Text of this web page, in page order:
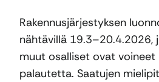
Rakennusjärjestyksen
nähtävillä 19.3–20.4.2026,
muut osalliset ovat voineet
palautetta. Saatujen